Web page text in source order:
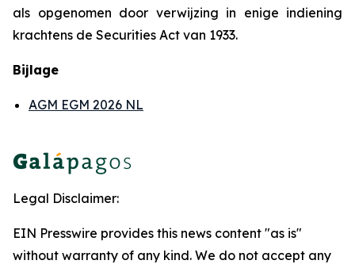
als opgenomen door verwijzing in enige indiening
krachtens de Securities Act van 1933.
Bijlage
AGM EGM 2026 NL
Legal Disclaimer:
EIN Presswire provides this news content "as is"
without warranty of any kind. We do not accept any